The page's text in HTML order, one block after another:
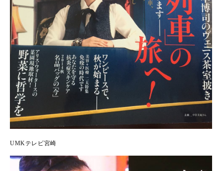
UMKテレビ宮崎